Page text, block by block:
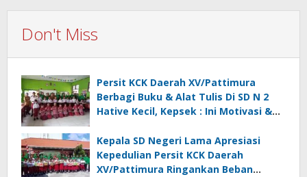
Don't Miss
Persit KCK Daerah XV/Pattimura
Berbagi Buku & Alat Tulis Di SD N 2
Hative Kecil, Kepsek : Ini Motivasi &
Kepala SD Negeri Lama Apresiasi
Kepedulian Persit KCK Daerah
XV/Pattimura Ringankan Beban